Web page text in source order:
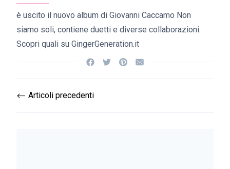
è uscito il nuovo album di Giovanni Caccamo Non
siamo soli, contiene duetti e diverse collaborazioni.
Scopri quali su GingerGeneration.it
⟵ Articoli precedenti